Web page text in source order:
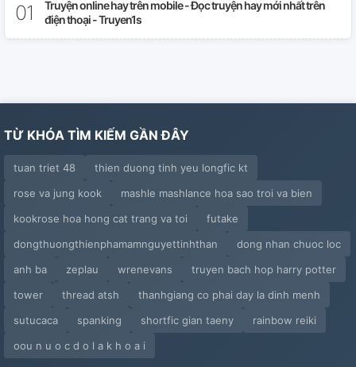
Truyện online hay trên mobile - Đọc truyện hay mới nhất trên
điện thoại - Truyen1s
TỪ KHÓA TÌM KIẾM GẦN ĐÂY
tuan triet 48
thien duong tinh yeu longfic kt
rose va jung kook
mashle mashlance hoa sao troi va bien
kookrose hoa hong cat trang va toi
futake
dongthuongthienphamamnguyettinhthan
dong nhan chuoc loc
anh ba
zeplau wrenevans
truyen bach hop harry potter
tower
thread atsh
thanhgiang co phai day la dinh menh
sutucaca
spanking shortfic gian taeny
rainbow reiki
oou n u o c d o l a k h o a i